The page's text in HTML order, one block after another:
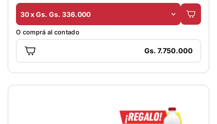
30 x Gs. Gs. 336.000
O comprá al contado
Gs. 7.750.000